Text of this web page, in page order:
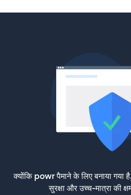
क्योंकि powr पैमाने के लिए बनाया गया
सुरक्षा और उच्च-मात्रा की